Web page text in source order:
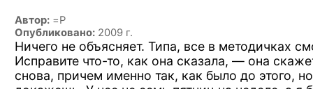
Автор: =P
Опубликовано: 2009 г.
Ничего не объясняет. Типа, все в методичках
Исправите что-то, как она сказала, — она
снова, причем именно так, как было до этого,